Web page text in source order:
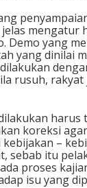
mengatur
Demo yang
yang dinilai
rusuh,
harus
koreksi
–
sebab itu
proses
isu yang